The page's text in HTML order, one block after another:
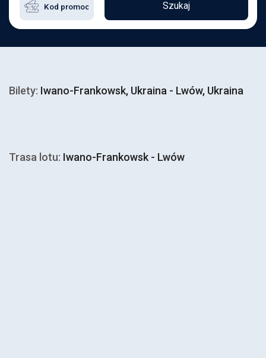
Szukaj
Bilety: Iwano-Frankowsk, Ukraina - Lwów, Ukraina
Trasa lotu: Iwano-Frankowsk - Lwów